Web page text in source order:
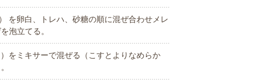
） を卵白、トレハ、砂糖の順に混ぜ合わせメレ
泡立てる。
）をミキサーで混ぜる（こすとよりなめらか